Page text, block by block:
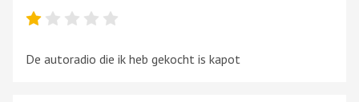
De autoradio die ik heb gekocht is kapot